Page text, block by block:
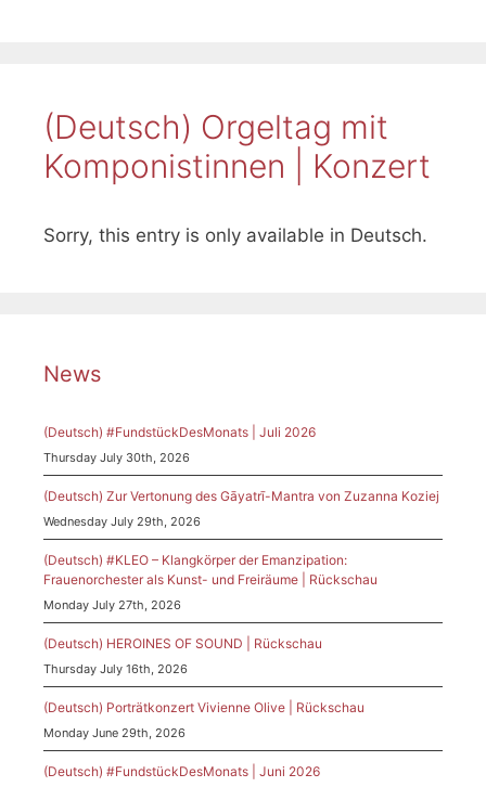
(Deutsch) Orgeltag mit
Komponistinnen | Konzert
Sorry, this entry is only available in Deutsch.
News
(Deutsch) #FundstückDesMonats | Juli 2026
Thursday July 30th, 2026
(Deutsch) Zur Vertonung des Gāyatrī-Mantra von Zuzanna Koziej
Wednesday July 29th, 2026
(Deutsch) #KLEO – Klangkörper der Emanzipation:
Frauenorchester als Kunst- und Freiräume | Rückschau
Monday July 27th, 2026
(Deutsch) HEROINES OF SOUND | Rückschau
Thursday July 16th, 2026
(Deutsch) Porträtkonzert Vivienne Olive | Rückschau
Monday June 29th, 2026
(Deutsch) #FundstückDesMonats | Juni 2026